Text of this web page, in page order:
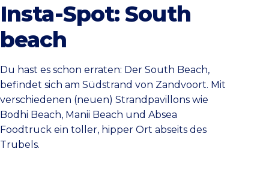
Insta-Spot: South
beach
Du hast es schon erraten: Der South Beach,
befindet sich am Südstrand von Zandvoort. Mit
verschiedenen (neuen) Strandpavillons wie
Bodhi Beach, Manii Beach und Absea
Foodtruck ein toller, hipper Ort abseits des
Trubels.